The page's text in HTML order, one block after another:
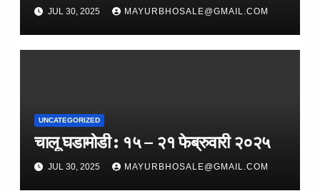
JUL 30, 2025 MAYURBHOSALE@GMAIL.COM
UNCATEGORIZED
चालू घडामोडी : १५ – २१ फेब्रुवारी २०२५
JUL 30, 2025 MAYURBHOSALE@GMAIL.COM